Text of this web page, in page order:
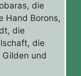
die
Hand Borons,
die
die
und